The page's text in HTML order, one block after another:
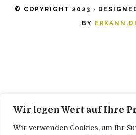
Wir legen Wert auf Ihre
Wir verwenden Cookies, um Ihr
© COPYRIGHT 2023 ·
BY